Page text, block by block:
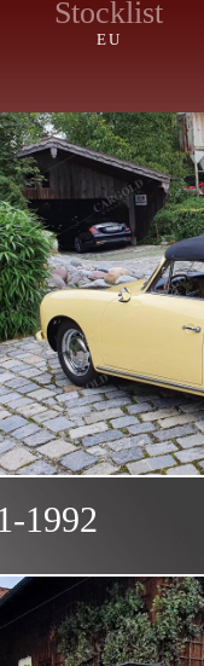
Stocklist
EU
1992